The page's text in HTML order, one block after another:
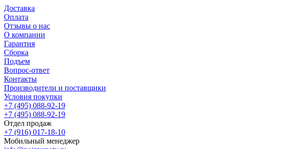
Доставка
Оплата
Отзывы о нас
О компании
Гарантия
Сборка
Подъем
Вопрос-ответ
Контакты
Производители и поставщики
Условия покупки
+7 (495) 088-92-19
+7 (495) 088-92-19
Отдел продаж
+7 (916) 017-18-10
Мобильный менеджер